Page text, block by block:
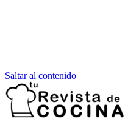
Saltar al contenido